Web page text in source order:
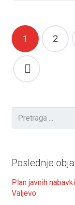
1 2
Poslednje
Plan javnih
Valjevo